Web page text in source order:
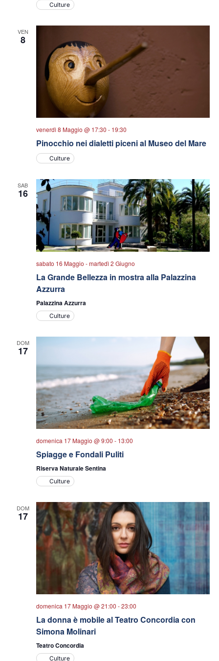
Culture
VEN
8
venerdì 8 Maggio @ 17:30 - 19:30
Pinocchio nei dialetti piceni al Museo del Mare
Culture
SAB
16
sabato 16 Maggio -martedì 2 Giugno
La Grande Bellezza in mostra alla Palazzina
Azzurra
Palazzina Azzurra
Culture
DOM
17
domenica 17 Maggio @ 9:00 - 13:00
Spiagge e Fondali Puliti
Riserva Naturale Sentina
Culture
DOM
17
domenica 17 Maggio @ 21:00 -23:00
La donna è mobile al Teatro Concordia con
Simona Molinari
Teatro Concordia
Culture